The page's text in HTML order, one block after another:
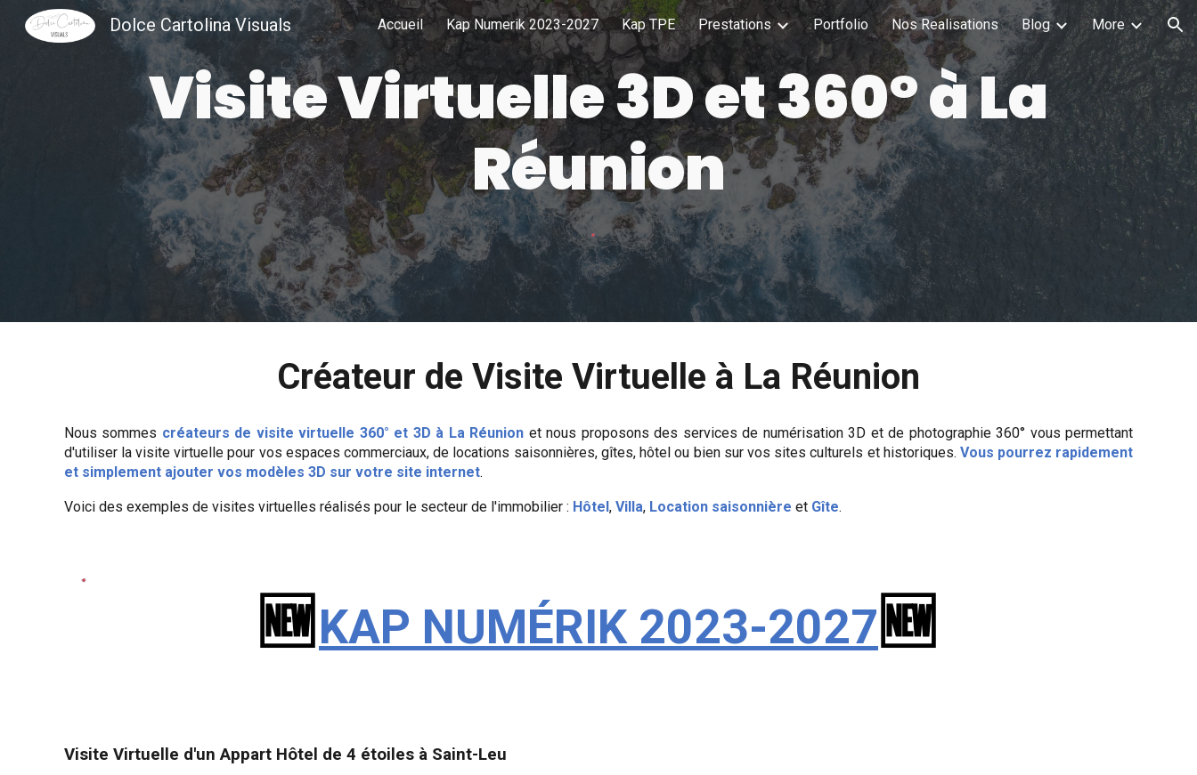
Skip to main content Skip to navigation
Dolce Cartolina Visuals Accueil Kap Numerik 2023-2027 Kap TPE Prestations Portfolio Nos Realisations Blog More
Visite Virtuelle 3D et 360°àLa
Réunion
Créateur de Visite Virtuelle à La Réunion
Nous sommes créateurs de visite virtuelle 360° et 3D à La Réunion et nous proposons des services de numérisation 3D et de photographie 360° vous permettant
d'utiliser la visite virtuelle pour vos espaces commerciaux, de locations saisonnières, gîtes, hôtel ou bien sur vos sites culturels et historiques. Vous pourrez rapidement
et simplement ajouter vos modèles 3D sur votre site internet.
Voici des exemples de visites virtuelles réalisés pour le secteur de l'immobilier : Hôtel, Villa, Location saisonnière et Gîte.
🆕KAP NUMÉRIK 2023-2027🆕
Visite Virtuelle d'un Appart Hôtel de 4 étoiles à Saint-Leu